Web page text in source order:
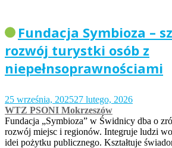
Fundacja Symbioza –
rozwój turystki osób z
niepełnsoprawnościami
25 września, 202527 lutego, 2026
WTZ PSONI Mokrzeszów
Fundacja „Symbioza” w Świdnicy dba o
rozwój miejsc i regionów. Integruje ludzi
idei pożytku publicznego. Kształtuje